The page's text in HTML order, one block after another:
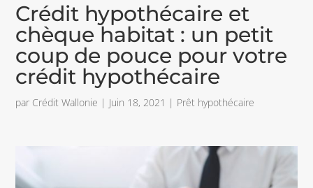
Crédit hypothécaire et
chèque habitat : un petit
coup de pouce pour votre
crédit hypothécaire
par Crédit Wallonie | Juin 18, 2021 | Prêt hypothécaire